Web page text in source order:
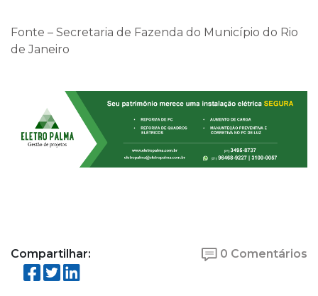
Fonte – Secretaria de Fazenda do Município do Rio
de Janeiro
Compartilhar: 0 Comentários